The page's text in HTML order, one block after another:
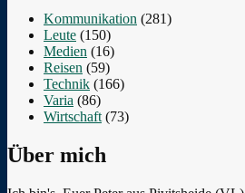
Kommunikation (281)
Leute (150)
Medien (16)
Reisen (59)
Technik (166)
Varia (86)
Wirtschaft(73)
Über mich